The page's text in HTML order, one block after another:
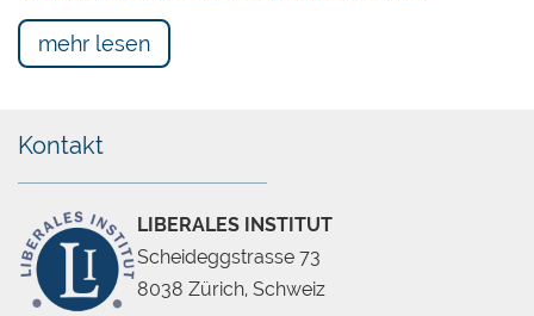
mehr lesen
Kontakt
LIBERALES INSTITUT
Scheideggstrasse 73
8038 Zürich, Schweiz